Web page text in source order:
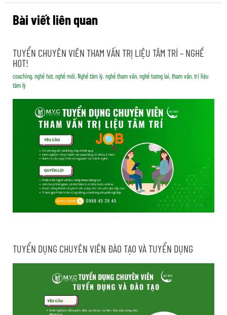
Bài viết liên quan
TUYỂN CHUYÊN VIÊN THAM VẤN TRỊ LIỆU TÂM TRÍ – NGHỀ
HOT!
coaching,nghề hot,nghề mới, Nghề tâm lý,nghề tham vấn,nghề tương lai,tham vấn,trị liệu
tâm lý
TUYỂN DỤNG CHUYÊN VIÊN ĐÀO TẠO VÀ TUYỂN DỤNG